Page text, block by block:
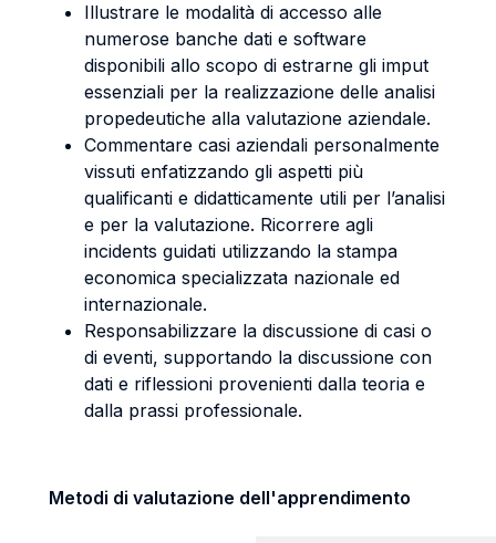
Illustrare le modalità di accesso alle
numerose banche dati e software
disponibili allo scopo di estrarne gli imput
essenziali per la realizzazione delle analisi
propedeutiche alla valutazione aziendale.
Commentare casi aziendali personalmente
vissuti enfatizzando gli aspetti più
qualificanti e didatticamente utili per l’analisi
e per la valutazione. Ricorrere agli
incidents guidati utilizzando la stampa
economica specializzata nazionale ed
internazionale.
Responsabilizzare la discussione di casi o
di eventi, supportando la discussione con
dati e riflessioni provenienti dalla teoria e
dalla prassi professionale.
Metodi di valutazione dell'apprendimento